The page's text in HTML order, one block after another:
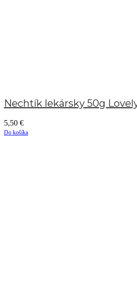
Nechtík lekársky 50g
5,50 €
Do košíka